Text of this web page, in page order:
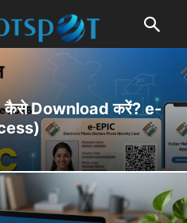
Download करें? e-